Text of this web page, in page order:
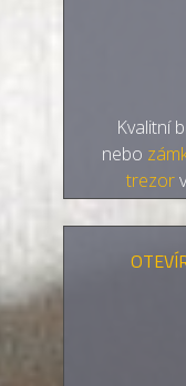
Kvalitní
nebo
trezor